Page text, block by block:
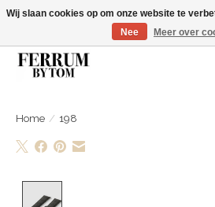
Wij zijn gelsoten van 14 tm 18 februari
Home / 198
Wij slaan cookies op om onze website te
Nee
Meer over